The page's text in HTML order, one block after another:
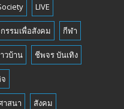
LIVE
รรมเพื่อสังคม กีฬา
วบ้าน ชีพจร บันเทิง
าสนา สังคม